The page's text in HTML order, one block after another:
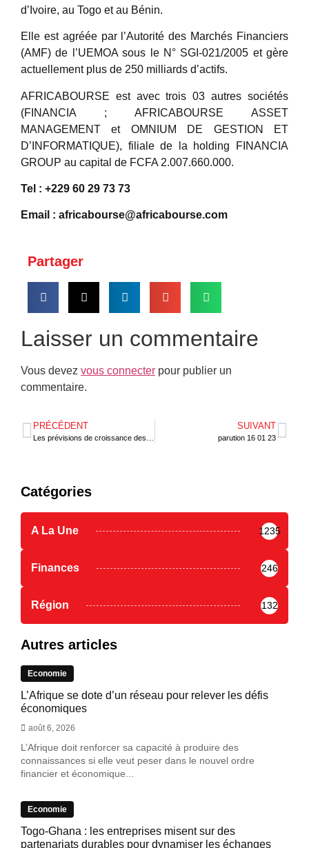
d’Ivoire, au Togo et au Bénin.
Elle est agréée par l’Autorité des Marchés Financiers
(AMF) de l’UEMOA sous le N° SGI-021/2005 et gère
actuellement plus de 250 milliards d’actifs.
AFRICABOURSE est avec trois 03 autres sociétés
(FINANCIA ; AFRICABOURSE ASSET
MANAGEMENT et OMNIUM DE GESTION ET
D’INFORMATIQUE), filiale de la holding FINANCIA
GROUP au capital de FCFA 2.007.660.000.
Tel : +229 60 29 73 73
Email : africabourse@africabourse.com
Partager
Laisser un commentaire
Vous devez vous connecter pour publier un
commentaire.
PRÉCÉDENT SUIVANT
parution 16 01 23
Catégories
A La Une 1235
Finances 246
Région 132
Autres articles
Economie
L’Afrique se dote d’un réseau pour relever les défis
économiques
août 6, 2026
L’Afrique doit renforcer sa capacité à produire des
connaissances si elle veut peser dans le nouvel ordre
financier et économique...
Economie
Togo-Ghana : les entreprises misent sur des
partenariats durables pour dynamiser les échanges